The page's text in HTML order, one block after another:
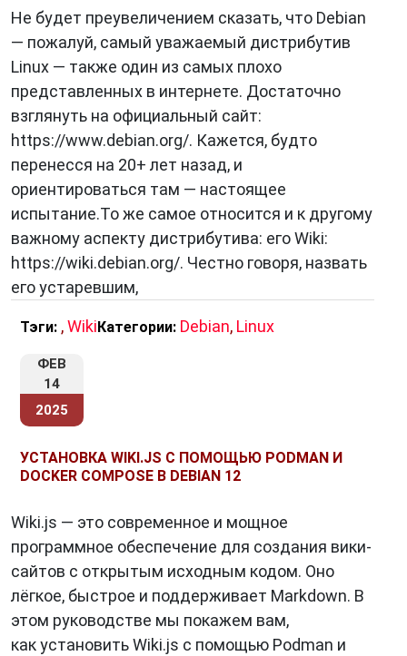
Не будет преувеличением сказать, что Debian
— пожалуй, самый уважаемый дистрибутив
Linux — также один из самых плохо
представленных в интернете. Достаточно
взглянуть на официальный сайт:
https://www.debian.org/. Кажется, будто
перенесся на 20+ лет назад, и
ориентироваться там — настоящее
испытание.То же самое относится и к другому
важному аспекту дистрибутива: его Wiki:
https://wiki.debian.org/. Честно говоря, назвать
его устаревшим,
Тэги: ,WikiКатегории: Debian, Linux
ФЕВ
14
2025
УСТАНОВКА WIKI.JS С ПОМОЩЬЮ PODMAN И
DOCKER COMPOSE В DEBIAN 12
Wiki.js — это современное и мощное
программное обеспечение для создания вики-
сайтов с открытым исходным кодом. Оно
лёгкое, быстрое и поддерживает Markdown. В
этом руководстве мы покажем вам,
как установить Wiki.js с помощью Podman и